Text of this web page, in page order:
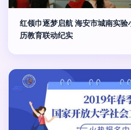
红领巾逐梦启航 海安市城南实
历教育联动纪实